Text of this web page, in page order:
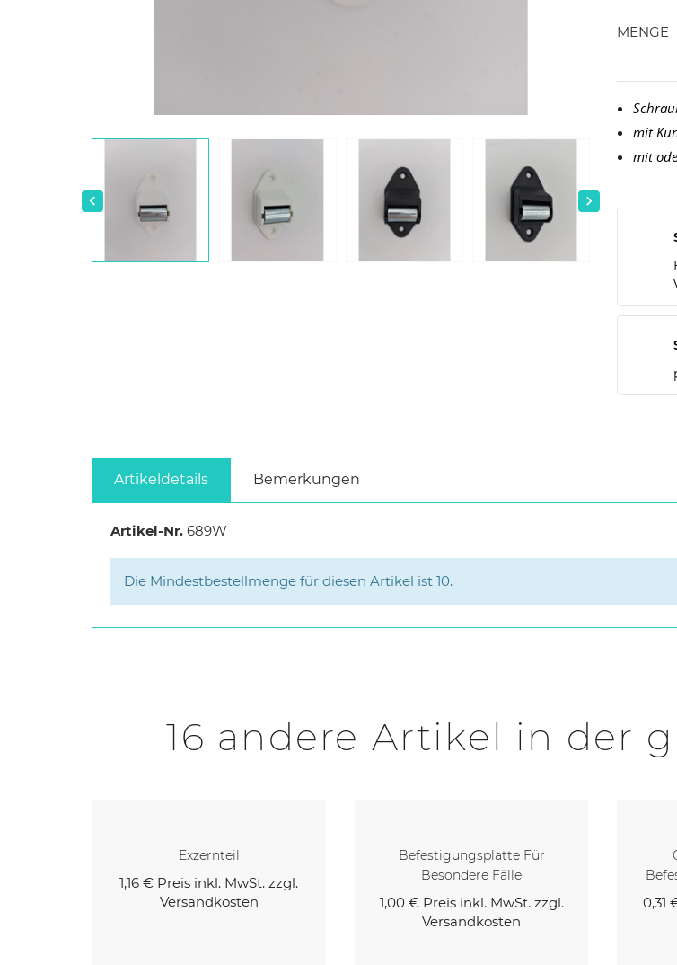
 
MENGE
mit
mit
Artikeldetails Bemerkungen
Artikel-Nr. 689W
Die Mindestbestellmenge für diesen Artikel ist 10.
16 andere Artikel in der
Exzernteil
1,16 € Preis inkl. MwSt. zzgl.
Versandkosten
Befestigungsplatte Für
Besondere Fälle
1,00 €Preis inkl. MwSt. zzgl.
Versandkosten
0,31